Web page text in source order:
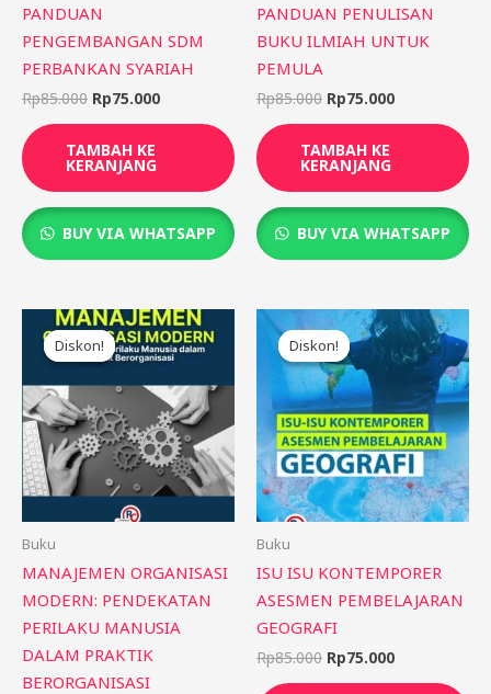
PANDUAN
PENGEMBANGAN SDM
PERBANKAN SYARIAH
Rp85.000 Rp75.000
TAMBAH KE
KERANJANG
BUY VIA WHATSAPP
PANDUAN PENULISAN
BUKU ILMIAH UNTUK
PEMULA
Rp85.000 Rp75.000
TAMBAH KE
KERANJANG
BUY VIA WHATSAPP
Diskon!
Diskon!
Buku
MANAJEMEN ORGANISASI
MODERN: PENDEKATAN
PERILAKU MANUSIA
DALAM PRAKTIK
BERORGANISASI
Harga
aslinya
adalah:
Harga
saat
ini
Rp85.000.
Diskon!
Diskon!
Buku
ISU ISU KONTEMPORER
ASESMEN PEMBELAJARAN
GEOGRAFI
Rp85.000
Harga
aslinya
adalah:
Rp85.000.
Rp75.000
Harga
saat
ini
adalah:
Rp75.000.